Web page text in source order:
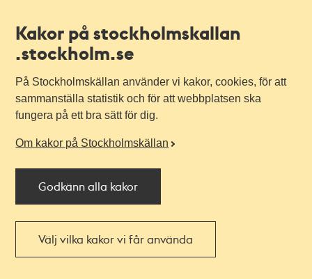
Kakor på stockholmskallan
.stockholm.se
På Stockholmskällan använder vi kakor, cookies, för att
sammanställa statistik och för att webbplatsen ska
fungera på ett bra sätt för dig.
Om kakor på Stockholmskällan
Godkänn alla kakor
Välj vilka kakor vi får använda